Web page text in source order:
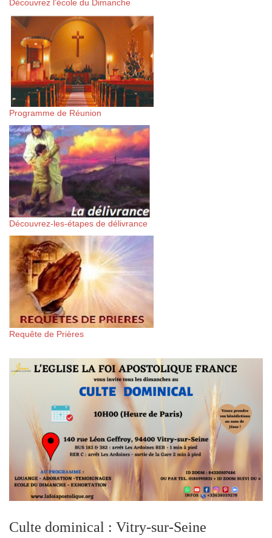
Découvrez l’école du Dimanche
Programme de Réunion
Découvrez-les-étapes de délivrance
Requête de Prières
Culte dominical : Vitry-sur-Seine